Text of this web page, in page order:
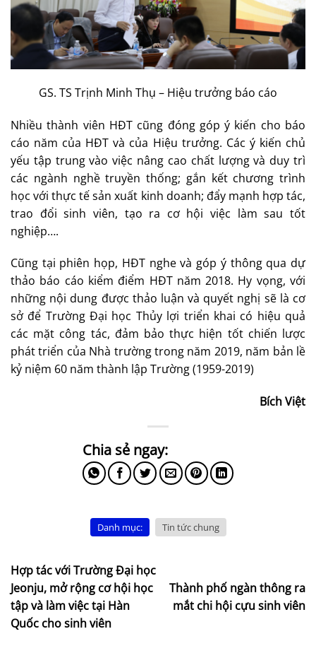
GS. TS Trịnh Minh Thụ – Hiệu trưởng báo cáo
Nhiều thành viên HĐT cũng đóng góp ý kiến cho báo
cáo năm của HĐT và của Hiệu trưởng. Các ý kiến chủ
yếu tập trung vào việc nâng cao chất lượng và duy trì
các ngành nghề truyền thống; gắn kết chương trình
học với thực tế sản xuất kinh doanh; đẩy mạnh hợp tác,
trao đổi sinh viên, tạo ra cơ hội việc làm sau tốt
nghiệp….
Cũng tại phiên họp, HĐT nghe và góp ý thông qua dự
thảo báo cáo kiểm điểm HĐT năm 2018. Hy vọng, với
những nội dung được thảo luận và quyết nghị sẽ là cơ
sở để Trường Đại học Thủy lợi triển khai có hiệu quả
các mặt công tác, đảm bảo thực hiện tốt chiến lược
phát triển của Nhà trường trong năm 2019, năm bản lề
kỷ niệm 60 năm thành lập Trường (1959-2019)
Bích Việt
Danh mục: Tin tức chung
Hợp tác với Trường Đại học
Jeonju, mở rộng cơ hội học
tập và làm việc tại Hàn
Quốc cho sinh viên
Thành phố ngàn thông ra
mắt chi hội cựu sinh viên